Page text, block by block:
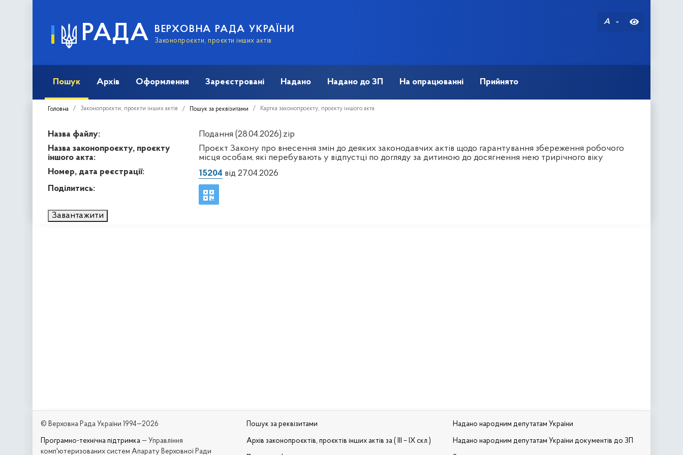
РАДА ВЕРХОВНА РАДА УКРАЇНИ
Законопроєкти, проєкти інших актів
A
Пошук Архів Оформлення Зареєстровані Надано Надано до ЗП На опрацюванні Прийнято
Головна Законопроєкти, проєкти інших актів Пошук за реквізитами Картка законопроєкту, проєкту іншого акта
Назва файлу:
Подання (28.04.2026).zip
Назва законопроєкту, проєкту
іншого акта:
Проєкт Закону про внесення змін до деяких законодавчих актів щодо гарантування збереження робочого
місця особам, які перебувають у відпустці по догляду за дитиною до досягнення нею трирічного віку
Номер, дата реєстрації:
15204 від 27.04.2026
Поділитись:
Завантажити
© Верховна Рада України 1994—2026
Програмно-технічна підтримка — Управління
комп'ютеризованих систем Апарату Верховної Ради
Пошук за реквізитами
Архів законопроєктів, проєктів інших актів за ( III – IX скл.)
Надано народним депутатам України
Надано народним депутатам України документів до ЗП